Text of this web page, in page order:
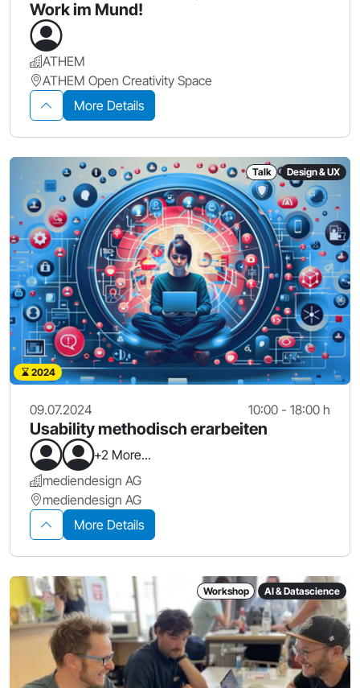
Work im Mund!
ATHEM
ATHEM Open Creativity Space
More Details
Talk Design & UX
2024
09.07.2024 10:00 - 18:00 h
Usability methodisch erarbeiten
+2 More...
mediendesign AG
mediendesign AG
More Details
Workshop AI & Datascience